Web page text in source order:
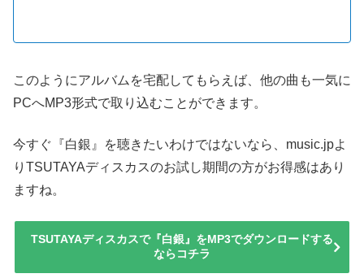
このようにアルバムを宅配してもらえば、他の曲も一気に
PCへMP3形式で取り込むことができます。
今すぐ『白銀』を聴きたいわけではないなら、music.jpよ
りTSUTAYAディスカスのお試し期間の方がお得感はあり
ますね。
TSUTAYAディスカスで『白銀』をMP3でダウンロードする
ならコチラ